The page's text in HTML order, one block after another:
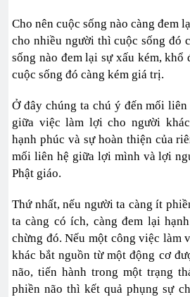
Cho nên cuộc sống nào càng đem
cho nhiều người thì cuộc sống đó
sống nào đem lại sự xấu kém,
cuộc sống đó càng kém giá trị.
Ở đây chúng ta chú ý đến mối
giữa việc làm lợi cho người
hạnh phúc và sự hoàn thiện của
mối liên hệ giữa lợi mình và lợi
Phật giáo.
Thứ nhất, nếu người ta càng ít
ta càng có ích, càng đem lại
chừng đó. Nếu một công việc làm
khác bắt nguồn từ một động cơ
não, tiến hành trong một trạng
phiền não thì kết quả phụng sự